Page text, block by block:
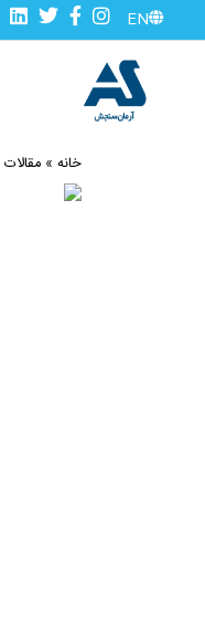
به
EN
خانه » مقالات